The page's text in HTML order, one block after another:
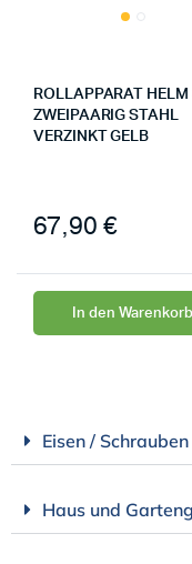
ROLLAPPARAT HELM
ZWEIPAARIG STAHL
VERZINKT GELB
67,90 €
In den Warenkorb
Eisen / Schrauben
Haus und